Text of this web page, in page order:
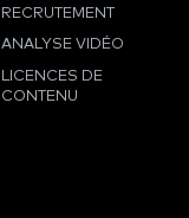
RECRUTEMENT
ANALYSE VIDÉO
LICENCES DE
CONTENU